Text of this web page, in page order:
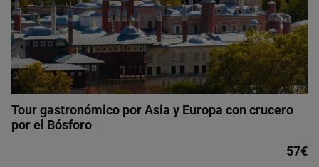
Tour gastronómico por Asia y Europa con crucero
por el Bósforo
57€